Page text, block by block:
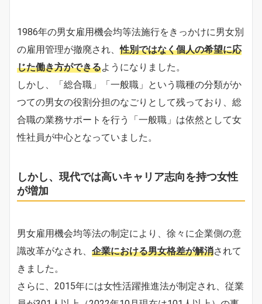
1986年の男女雇用機会均等法施行をきっかけに男女別
の雇用管理が撤廃され、性別ではなく個人の希望に応
じた働き方ができるようになりました。
しかし、「総合職」「一般職」という職種の分類がか
つての男女の役割分担のなごりとして残っており、総
合職の業務サポートを行う「一般職」は依然として女
性社員が中心となっていました。
しかし、現代では高いキャリア志向を持つ女性
が増加
男女雇用機会均等法の制定により、徐々に企業側の意
識改革がなされ、 企業における男女格差が解消されて
きました。
さらに、2015年には女性活躍推進法が制定され、従業